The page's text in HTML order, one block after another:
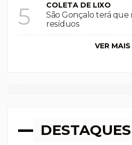
5 COLETA DE LIXO
São Gonçalo terá que
resíduos
VER MAIS
DESTAQUES